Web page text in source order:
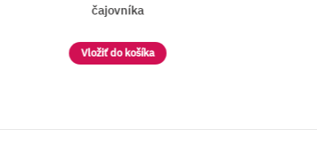
čajovníka
Vložiť do košíka